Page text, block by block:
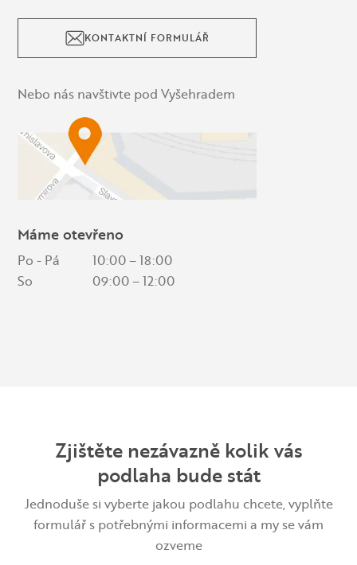
KONTAKTNÍ FORMULÁŘ
Nebo nás navštivte pod Vyšehradem
Máme otevřeno
Po - Pá
10:00 – 18:00
So
09:00 – 12:00
Zjištěte nezávazně kolik vás
podlaha bude stát
Jednoduše si vyberte jakou podlahu chcete, vyplňte
formulář s potřebnými informacemi a my se vám
ozveme